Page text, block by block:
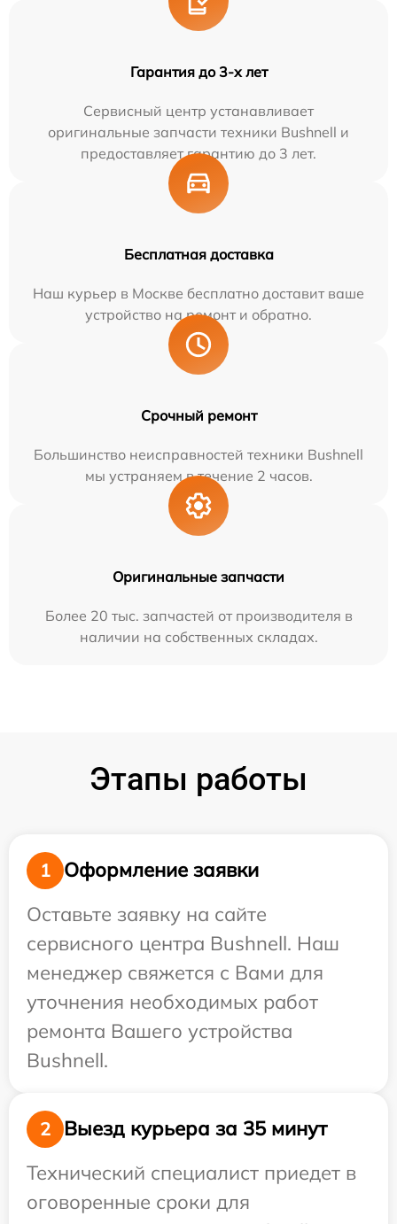
Гарантия до 3-х лет
Сервисный центр устанавливает
оригинальные запчасти техники Bushnell и
предоставляет гарантию до 3 лет.
Бесплатная доставка
Наш курьер в Москве бесплатно доставит ваше
устройство на ремонт и обратно.
Срочный ремонт
Большинство неисправностей техники Bushnell
мы устраняем в течение 2 часов.
Оригинальные запчасти
Более 20 тыс. запчастей от производителя в
наличии на собственных складах.
Этапы работы
1
Оформление заявки
Оставьте заявку на сайте
сервисного центра Bushnell. Наш
менеджер свяжется с Вами для
уточнения необходимых работ
ремонта Вашего устройства
Bushnell.
2
Выезд курьера за 35 минут
Технический специалист приедет в
оговоренные сроки для